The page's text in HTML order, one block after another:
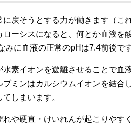
戻そうとする力が働きます（こ
ーシスになると、何とか血液を
に血液の正常のpHは7.4前後です
素イオンを遊離させることで血
ミンはカルシウムイオンを結合
しまいます。
や硬直・けいれんが起こりやす